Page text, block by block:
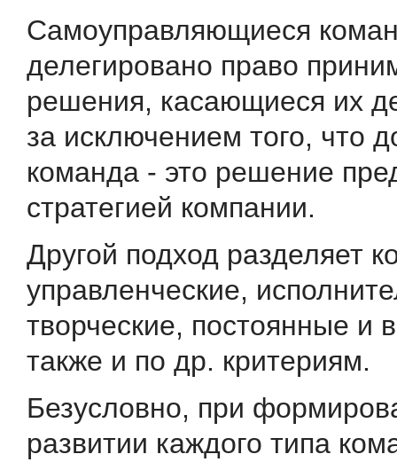
Самоуправляющиеся
делегировано право
решения, касающиеся их
за исключением того, что
команда - это решение
стратегией компании.
Другой подход разделяет
управленческие,
творческие, постоянные и
также и по др. критериям.
Безусловно, при
развитии каждого типа